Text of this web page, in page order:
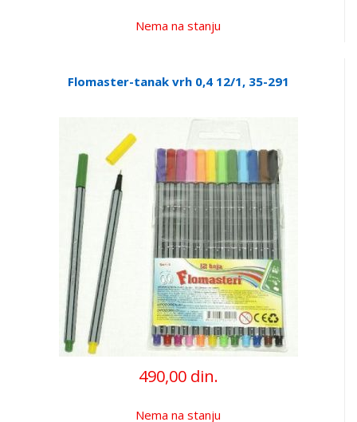
Nema na stanju
Flomaster-tanak vrh 0,4 12/1, 35-291
490,00 din.
Nema na stanju